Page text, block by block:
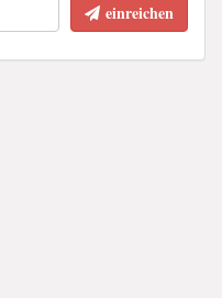
einreichen